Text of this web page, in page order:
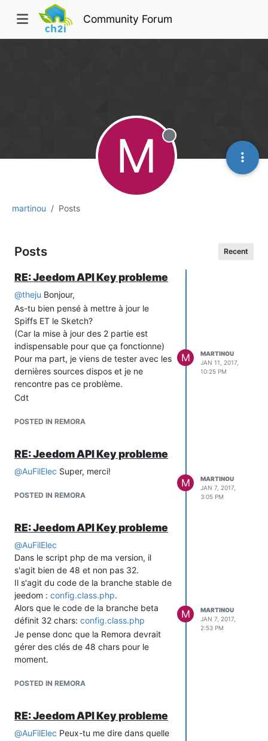
Community Forum
martinou Posts
M Offline
Posts Recent
RE: Jeedom API Key probleme
@theju Bonjour,
As-tu bien pensé à mettre à jour le
Spiffs ET le Sketch?
(Car la mise à jour des 2 partie est
indispensable pour que ça fonctionne)
Pour ma part, je viens de tester avec les
dernières sources dispos et je ne
rencontre pas ce problème.
Cdt
POSTED IN REMORA
M
MARTINOU
JAN 11, 2017,
10:25 PM
RE: Jeedom API Key probleme
@AuFilElec Super, merci!
POSTED IN REMORA
M
MARTINOU
JAN 7, 2017,
3:05 PM
RE: Jeedom API Key probleme
@AuFilElec
Dans le script php de ma version, il
s'agit bien de 48 et non pas 32.
Il s'agit du code de la branche stable de
jeedom : config.class.php.
Alors que le code de la branche beta
définit 32 chars: config.class.php
Je pense donc que la Remora devrait
gérer des clés de 48 chars pour le
moment.
POSTED IN REMORA
M
MARTINOU
JAN 7, 2017,
2:53 PM
RE: Jeedom API Key probleme
@AuFilElec Peux-tu me dire dans quelle